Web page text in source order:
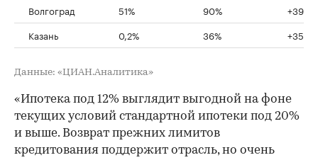
Волгоград 51% 90%
+39%
Казань
0,2% 36% +35.8%
Данные: «ЦИАН.Аналитика»
«Ипотека под 12% выглядит выгодной на фоне
текущих условий стандартной ипотеки под 20%
и выше. Возврат прежних лимитов
кредитования поддержит отрасль, но очень